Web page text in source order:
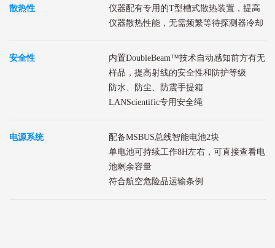
散热性
仪器配有专用的T型槽式散热装置，提高
仪器散热性能，无需频繁等待探测器冷却
安全性
内置DoubleBeam™技术自动感知前方有无
样品，提高射线的安全性和防护等级
防水、防尘、防震手提箱
LANScientific专用安全绳
电源系统
配备MSBUS总线智能电池2块
单电池可持续工作8H左右，可直接查看电
池剩余容量
符合航空危险品运输条例